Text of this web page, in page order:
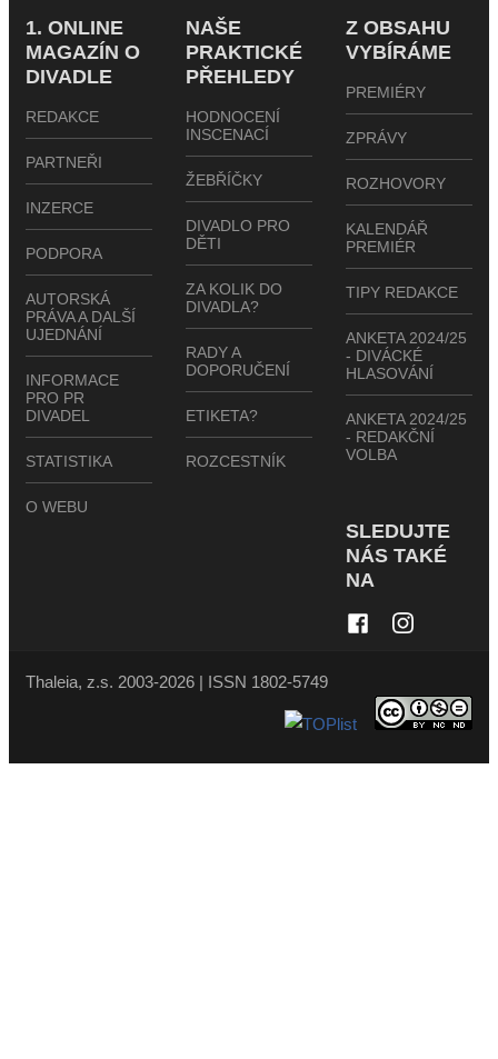
1. ONLINE
MAGAZÍN O
DIVADLE
REDAKCE
PARTNEŘI
INZERCE
PODPORA
AUTORSKÁ
PRÁVA A DALŠÍ
UJEDNÁNÍ
INFORMACE
PRO PR
DIVADEL
STATISTIKA
O WEBU
NAŠE
PRAKTICKÉ
PŘEHLEDY
HODNOCENÍ
INSCENACÍ
ŽEBŘÍČKY
DIVADLO PRO
DĚTI
ZA KOLIK DO
DIVADLA?
RADY A
DOPORUČENÍ
ETIKETA?
ROZCESTNÍK
Z OBSAHU
VYBÍRÁME
PREMIÉRY
ZPRÁVY
ROZHOVORY
KALENDÁŘ
PREMIÉR
TIPY REDAKCE
ANKETA 2024/25
- DIVÁCKÉ
HLASOVÁNÍ
ANKETA 2024/25
- REDAKČNÍ
VOLBA
SLEDUJTE
NÁS TAKÉ
NA
Thaleia, z.s. 2003-2026 | ISSN 1802-5749